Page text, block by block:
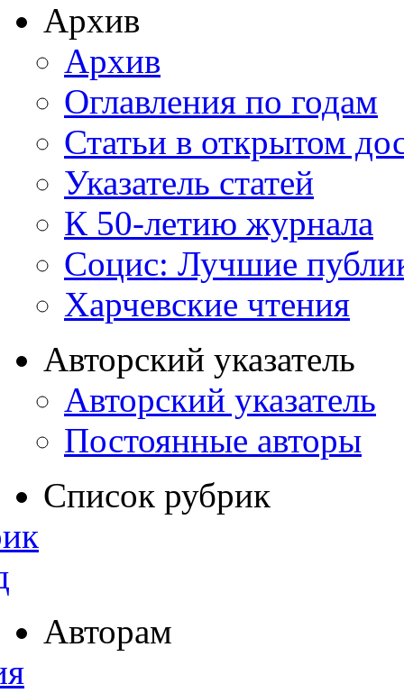
Архив
Архив
Оглавления по годам
Статьи в открытом
Указатель статей
К 50-летию журнала
Социс: Лучшие
Харчевские чтения
Авторский указатель
Авторский указатель
Постоянные авторы
Список рубрик
Авторам